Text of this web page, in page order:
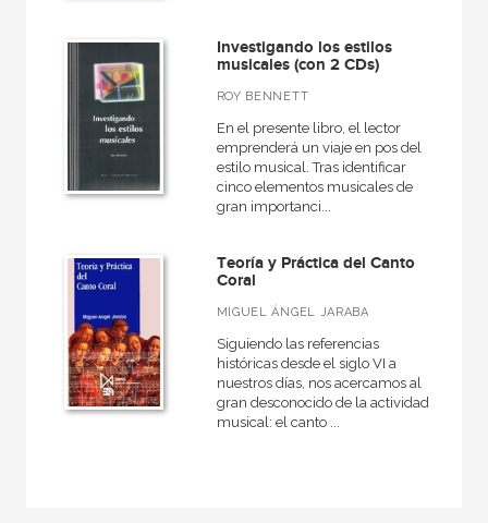
Investigando los estilos
musicales (con 2 CDs)
ROY BENNETT
En el presente libro, el lector
emprenderá un viaje en pos del
estilo musical. Tras identificar
cinco elementos musicales de
gran importanci...
Teoría y Práctica del Canto
Coral
MIGUEL ÁNGEL JARABA
Siguiendo las referencias
históricas desde el siglo VI a
nuestros días, nos acercamos al
gran desconocido de la actividad
musical: el canto ...